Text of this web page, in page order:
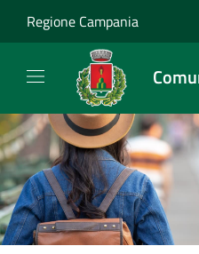
Regione Campania